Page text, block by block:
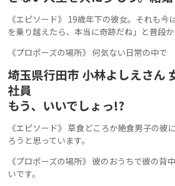
《エピソード》 19歳年下の彼女。それも今
を乗り越えたら、本当に奇跡だね」と普段か
《プロポーズの場所》 何気ない日常の中で
埼玉県行田市 小林よしえさん
社員
もう、いいでしょっ!?
《エピソード》 草食どころか絶食男子の彼
ろうと思っています。
《プロポーズの場所》 彼のおうちで彼の背
いです。